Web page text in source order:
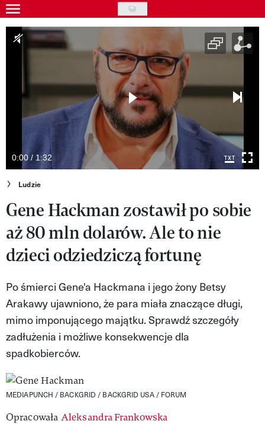
Skip
to
main
Gwiazdy
Styl życia
Kultura
Wideo
Nasze akcje
VIVA!ART
VIVA!MODA
VIVA!MAN
VIVA!PEOPLE POWER
VIVA!ITAKA
MAGAZYN VIVA!
0:00 / 1:32
Ludzie
Gene Hackman zostawił po sobie
aż 80 mln dolarów. Ale to nie
dzieci odziedziczą fortunę
Po śmierci Gene'a Hackmana i jego żony Betsy
Arakawy ujawniono, że para miała znaczące długi,
mimo imponującego majątku. Sprawdź szczegóły
zadłużenia i możliwe konsekwencje dla
spadkobierców.
MEDIAPUNCH / BACKGRID / BACKGRID USA / FORUM
Opracowała Aleksandra Frankowska